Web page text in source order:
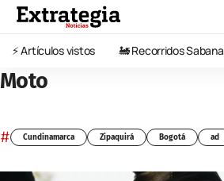
⚡️ Artículos vistos 🚂 Recorridos Sabana
Moto
# Cundinamarca Zipaquirá Bogotá ad